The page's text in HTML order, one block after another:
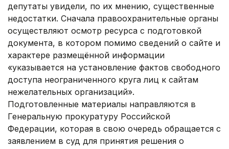
депутаты увидели, по их мнению, существенные
недостатки. Сначала правоохранительные органы
осуществляют осмотр ресурса с подготовкой
документа, в котором помимо сведений о сайте и
характере размещённой информации
«указывается на установление фактов свободного
доступа неограниченного круга лиц к сайтам
нежелательных организаций».
Подготовленные материалы направляются в
Генеральную прокуратуру Российской
Федерации, которая в свою очередь обращается с
заявлением в суд для принятия решения о